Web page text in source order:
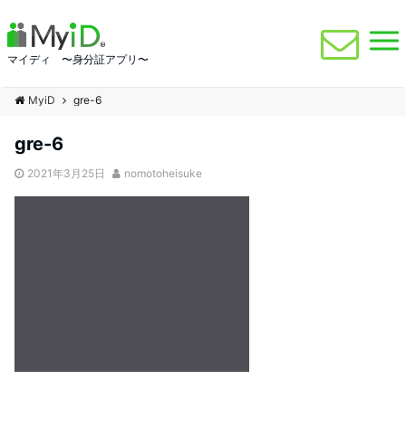
マイディ 〜身分証アプリ〜
MyiD gre-6
gre-6
2021年3月25日 nomotoheisuke